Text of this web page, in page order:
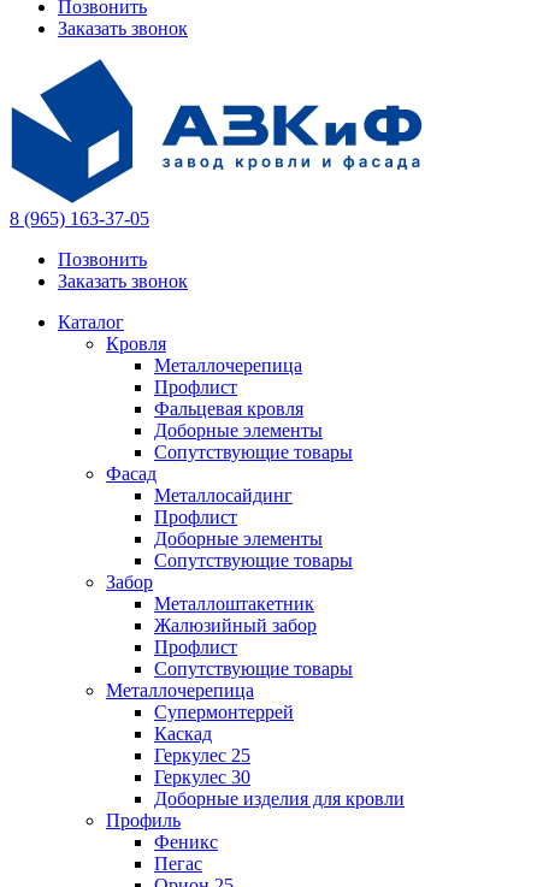
Позвонить
Заказать звонок
8 (965) 163-37-05
Позвонить
Заказать звонок
Каталог
Кровля
Металлочерепица
Профлист
Фальцевая кровля
Доборные элементы
Сопутствующие товары
Фасад
Металлосайдинг
Профлист
Доборные элементы
Сопутствующие товары
Забор
Металлоштакетник
Жалюзийный забор
Профлист
Сопутствующие товары
Металлочерепица
Супермонтеррей
Каскад
Геркулес 25
Геркулес 30
Доборные изделия для кровли
Профиль
Феникс
Пегас